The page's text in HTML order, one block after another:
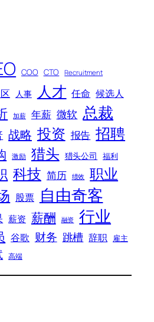
COO CTO Recruitment
人事 人才 任命 候选人
加薪 年薪 微软 总裁
战略 投资 报告 招聘
激励 猎头 猎头公司 福利
科技 简历 绩效 职业
股票 自由奇客
薪资 薪酬 融资 行业
谷歌 财务 跳槽 辞职 雇主
高端